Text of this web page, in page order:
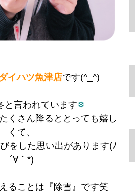
イハツ魚津店です(^_^)
と言われています❄
くさん降るととっても嬉し
くて、
をした思い出があります(ﾉ
´∀｀*)
ることは『除雪』です笑